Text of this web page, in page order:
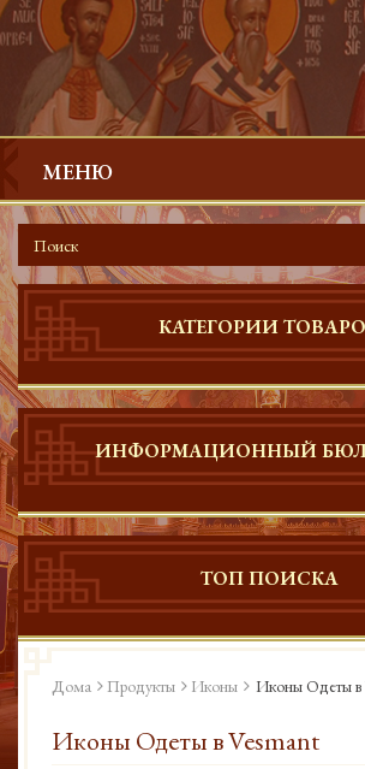
МЕНЮ
КАТЕГОРИИ
ИНФОРМАЦИОННЫЙ
ТОП ПОИСКА
Дома Продукты Иконы Иконы Одеты в
Иконы Одеты в Vesmant